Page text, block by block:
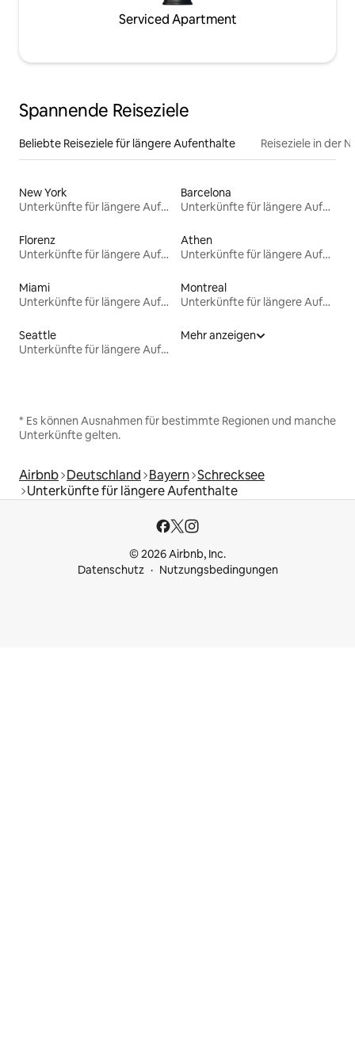
Serviced Apartment
Spannende Reiseziele
Beliebte Reiseziele für längere Aufenthalte Reiseziele in der
New York
Unterkünfte für längere Aufenthalte
Barcelona
Unterkünfte für längere Aufenthalte
Florenz
Unterkünfte für längere Aufenthalte
Athen
Unterkünfte für längere Aufenthalte
Miami
Unterkünfte für längere Aufenthalte
Montreal
Unterkünfte für längere Aufenthalte
Seattle
Unterkünfte für längere Aufenthalte
Mehr anzeigen
* Es können Ausnahmen für bestimmte Regionen und manche
Unterkünfte gelten.
Airbnb Deutschland Bayern Schrecksee
Unterkünfte für längere Aufenthalte
© 2026 Airbnb, Inc.
Datenschutz
Nutzungsbedingungen